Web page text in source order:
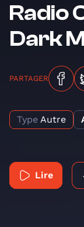
Radio
Dark
PARTAGER
Type Autre
Lire